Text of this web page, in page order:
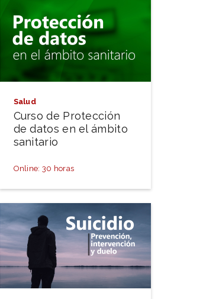
Salud
Curso de Protección
de datos en el ámbito
sanitario
Online: 30 horas